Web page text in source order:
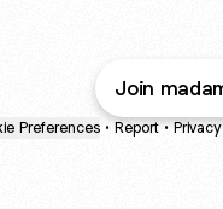
Join
Preferences • Report • Privacy